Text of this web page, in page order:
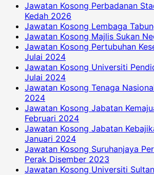
Jawatan Kosong Perbadanan
Kedah 2026
Jawatan Kosong Lembaga
Jawatan Kosong Majlis Sukan
Jawatan Kosong Pertubuhan
Julai 2024
Jawatan Kosong Universiti
Julai 2024
Jawatan Kosong Tenaga
2024
Jawatan Kosong Jabatan
Februari 2024
Jawatan Kosong Jabatan
Januari 2024
Jawatan Kosong Suruhanjaya
Perak Disember 2023
Jawatan Kosong Universiti